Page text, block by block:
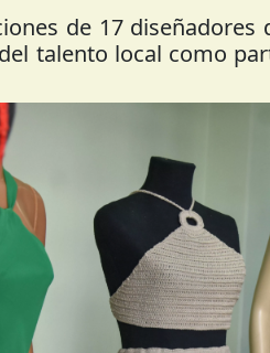
de 17
talento local como